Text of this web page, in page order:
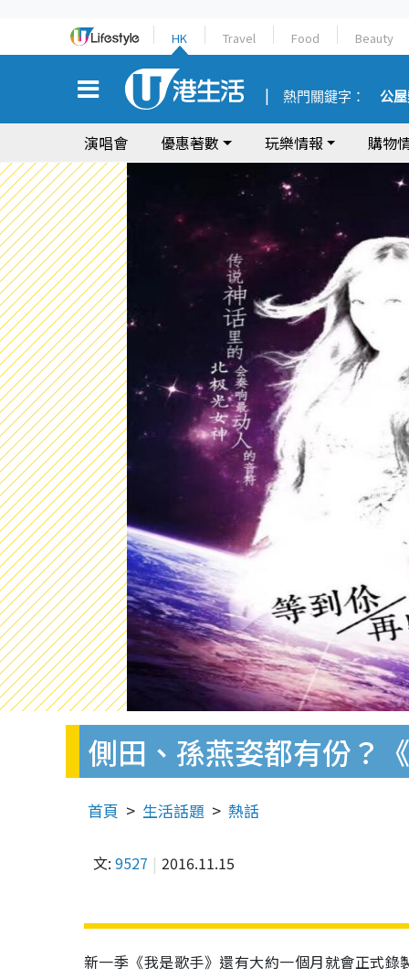
HK Travel Food Beauty
熱門關鍵字： 公
演唱會 優惠著數 玩樂情報 購物
側田、孫燕姿都有份？
首頁 生活話題 熱話
文: 9527 2016.11.15
新一季《我是歌手》還有大約一個月就會正式